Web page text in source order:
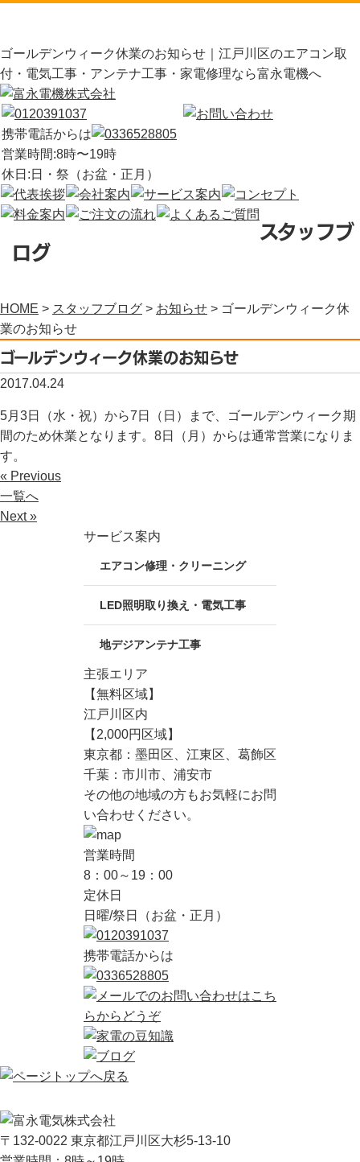
ゴールデンウィーク休業のお知らせ｜江戸川区のエアコン取
付・電気工事・アンテナ工事・家電修理なら富永電機へ
携帯電話からは
営業時間:8時〜19時
休日:日・祭（お盆・正月）
スタッフブ
ログ
HOME > スタッフブログ > お知らせ > ゴールデンウィーク休
業のお知らせ
ゴールデンウィーク休業のお知らせ
2017.04.24
5月3日（水・祝）から7日（日）まで、ゴールデンウィーク期
間のため休業となります。8日（月）からは通常営業になりま
す。
« Previous
一覧へ
Next »
サービス案内
エアコン修理・クリーニング
LED照明取り換え・電気工事
地デジアンテナ工事
主張エリア
【無料区域】
江戸川区内
【2,000円区域】
東京都：墨田区、江東区、葛飾区
千葉：市川市、浦安市
その他の地域の方もお気軽にお問
い合わせください。
営業時間
8：00～19：00
定休日
日曜/祭日（お盆・正月）
携帯電話からは
〒132-0022 東京都江戸川区大杉5-13-10